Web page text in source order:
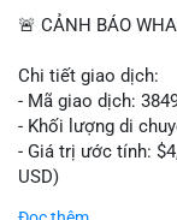
🚨 CẢNH BÁO
Chi tiết giao dịch:
- Mã giao dịch:
- Khối lượng di
- Giá trị ước tính:
USD)